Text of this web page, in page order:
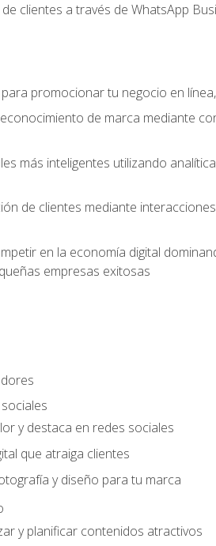
clientes a través de WhatsApp
promocionar tu negocio en
de marca mediante
más inteligentes utilizando
de clientes mediante
en la economía digital
empresas exitosas
y destaca en redes sociales
que atraiga clientes
y diseño para tu marca
y planificar contenidos atractivos